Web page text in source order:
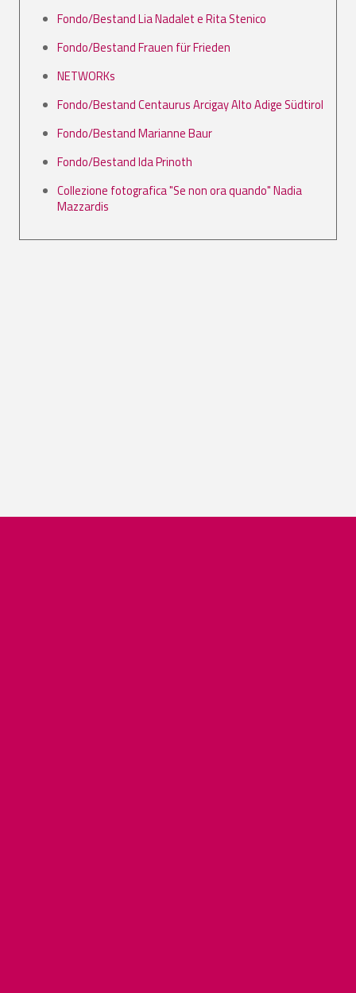
Fondo/Bestand Lia Nadalet e Rita Stenico
Fondo/Bestand Frauen für Frieden
NETWORKs
Fondo/Bestand Centaurus Arcigay Alto Adige Südtirol
Fondo/Bestand Marianne Baur
Fondo/Bestand Ida Prinoth
Collezione fotografica "Se non ora quando" Nadia
Mazzardis